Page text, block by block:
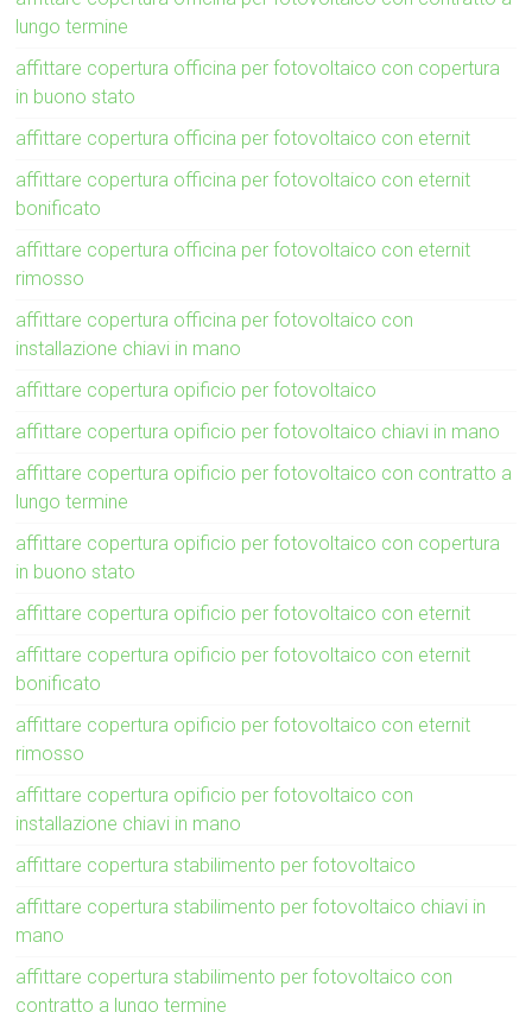
lungo termine
affittare copertura officina per fotovoltaico con copertura
in buono stato
affittare copertura officina per fotovoltaico con eternit
affittare copertura officina per fotovoltaico con eternit
bonificato
affittare copertura officina per fotovoltaico con eternit
rimosso
affittare copertura officina per fotovoltaico con
installazione chiavi in mano
affittare copertura opificio per fotovoltaico
affittare copertura opificio per fotovoltaico chiavi in mano
affittare copertura opificio per fotovoltaico con contratto a
lungo termine
affittare copertura opificio per fotovoltaico con copertura
in buono stato
affittare copertura opificio per fotovoltaico con eternit
affittare copertura opificio per fotovoltaico con eternit
bonificato
affittare copertura opificio per fotovoltaico con eternit
rimosso
affittare copertura opificio per fotovoltaico con
installazione chiavi in mano
affittare copertura stabilimento per fotovoltaico
affittare copertura stabilimento per fotovoltaico chiavi in
mano
affittare copertura stabilimento per fotovoltaico con
contratto a lungo termine